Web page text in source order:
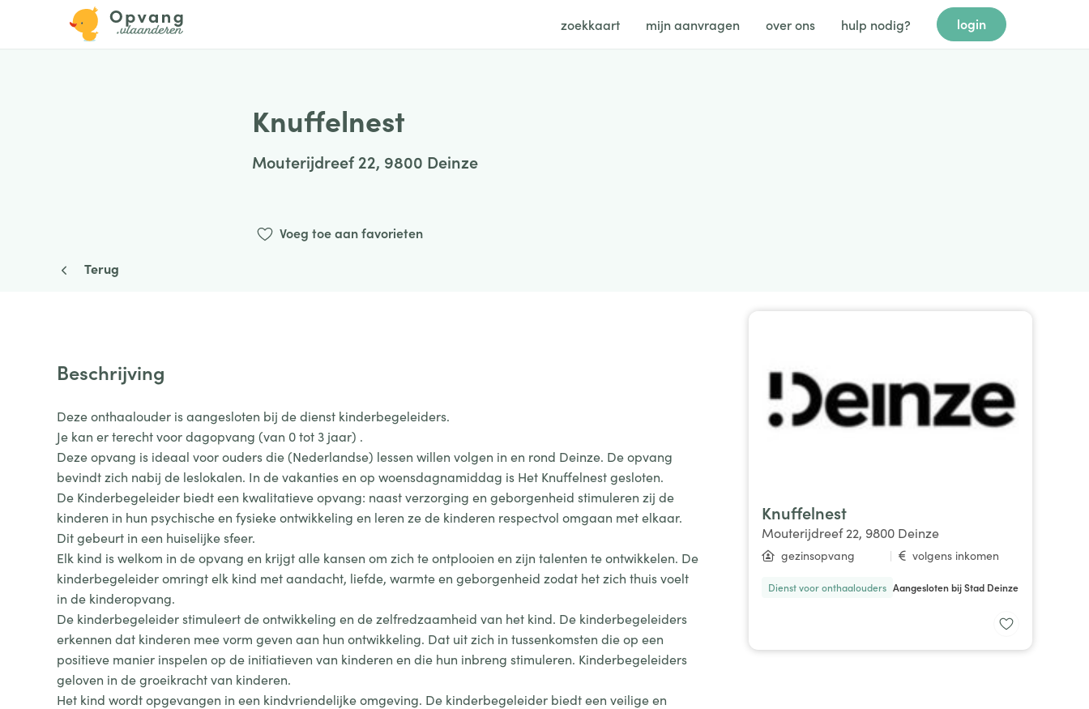
zoekkaart mijn aanvragen over ons hulp nodig? login
Knuffelnest
Mouterijdreef 22, 9800 Deinze
Voeg toe aan favorieten
Terug
Knuffelnest
Mouterijdreef 22, 9800 Deinze
gezinsopvang | volgens inkomen
Dienst voor onthaalouders Aangesloten bij Stad Deinze
Beschrijving
Deze onthaalouder is aangesloten bij de dienst kinderbegeleiders.
Je kan er terecht voor dagopvang (van 0 tot 3 jaar) .
Deze opvang is ideaal voor ouders die (Nederlandse) lessen willen volgen in en rond Deinze. De opvang
bevindt zich nabij de leslokalen. In de vakanties en op woensdagnamiddag is Het Knuffelnest gesloten.
De Kinderbegeleider biedt een kwalitatieve opvang: naast verzorging en geborgenheid stimuleren zij de
kinderen in hun psychische en fysieke ontwikkeling en leren ze de kinderen respectvol omgaan met elkaar.
Dit gebeurt in een huiselijke sfeer.
Elk kind is welkom in de opvang en krijgt alle kansen om zich te ontplooien en zijn talenten te ontwikkelen. De
kinderbegeleider omringt elk kind met aandacht, liefde, warmte en geborgenheid zodat het zich thuis voelt
in de kinderopvang.
De kinderbegeleider stimuleert de ontwikkeling en de zelfredzaamheid van het kind. De kinderbegeleiders
erkennen dat kinderen mee vorm geven aan hun ontwikkeling. Dat uit zich in tussenkomsten die op een
positieve manier inspelen op de initiatieven van kinderen en die hun inbreng stimuleren. Kinderbegeleiders
geloven in de groeikracht van kinderen.
Het kind wordt opgevangen in een kindvriendelijke omgeving. De kinderbegeleider biedt een veilige en